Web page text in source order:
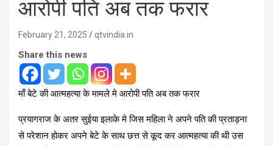
आरोपी पति अब तक फरार
February 21, 2025 qtvindia.in
Share this news
माँ बेटे की आत्महत्या के मामले मे आरोपी पति अब तक फरार
प्रयागराज के अतर सुईया इलाके मे जिस महिला ने अपने पति की प्रताड़ना
से परेशान होकर अपने बेटे के साथ छत्त से कूद कर आत्महत्या की थी उस